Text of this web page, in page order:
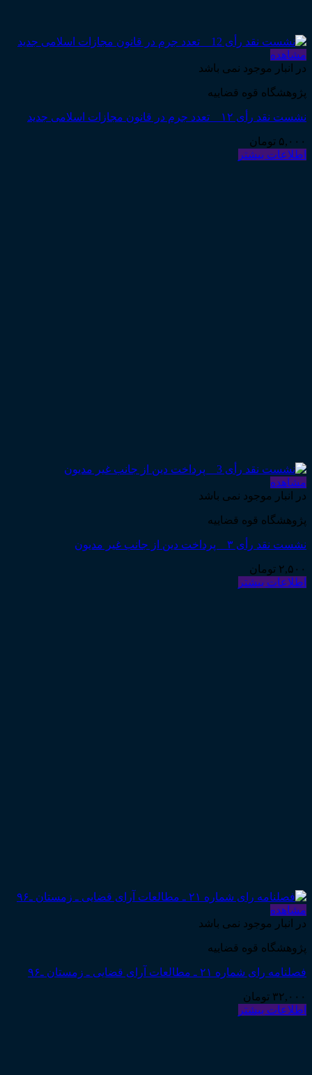
مشاهده
در انبار موجود نمی باشد
پژوهشگاه قوه قضاییه
نشست نقد رأی ۱۲ _ تعدد جرم در قانون مجازات اسلامی جدید
۵,۰۰۰ تومان
اطلاعات بیشتر
مشاهده
در انبار موجود نمی باشد
پژوهشگاه قوه قضاییه
نشست نقد رأی ۳ _ پرداخت دین از جانب غیر مدیون
۲,۵۰۰ تومان
اطلاعات بیشتر
مشاهده
در انبار موجود نمی باشد
پژوهشگاه قوه قضاییه
فصلنامه رای شماره ۲۱ ـ مطالعات آرای قضایی ـ زمستان ـ۹۶
۳۲,۰۰۰ تومان
اطلاعات بیشتر